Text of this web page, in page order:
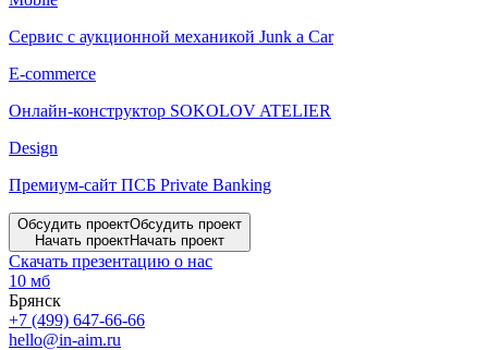
Сервис с аукционной механикой Junk a Car
E-commerce
Онлайн-конструктор SOKOLOV ATELIER
Design
Премиум-сайт ПСБ Private Banking
Обсудить проектОбсудить проект
Начать проектНачать проект
Скачать презентацию о нас
10 мб
Брянск
+7 (499) 647-66-66
hello@in-aim.ru